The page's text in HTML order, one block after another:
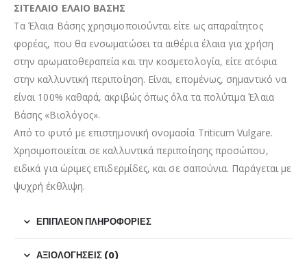
ΣΙΤΕΛΑΙΟ ΕΛΑΙΟ ΒΑΣΗΣ
Τα Έλαια Βάσης χρησιμοποιούνται είτε ως απαραίτητος
φορέας, που θα ενσωματώσει τα αιθέρια έλαια για χρήση
στην αρωματοθεραπεία και την κοσμετολογία, είτε ατόφια
στην καλλυντική περιποίηση. Είναι, επομένως, σημαντικό να
είναι 100% καθαρά, ακριβώς όπως όλα τα πολύτιμα Έλαια
Βάσης «Βιολόγος».
Από το φυτό με επιστημονική ονομασία Triticum Vulgare.
Χρησιμοποιείται σε καλλυντικά περιποίησης προσώπου,
ειδικά για ώριμες επιδερμίδες, και σε σαπούνια. Παράγεται με
ψυχρή έκθλιψη.
ΕΠΙΠΛΈΟΝ ΠΛΗΡΟΦΟΡΊΕΣ
ΑΞΙΟΛΟΓΉΣΕΙΣ (0)